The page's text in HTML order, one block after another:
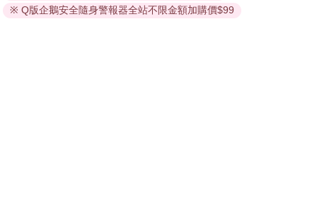
依據「消費者保護法」第19條及行政院消費者保護處公告之
※ Q版企鵝安全隨身警報器全站不限金額加購價$99